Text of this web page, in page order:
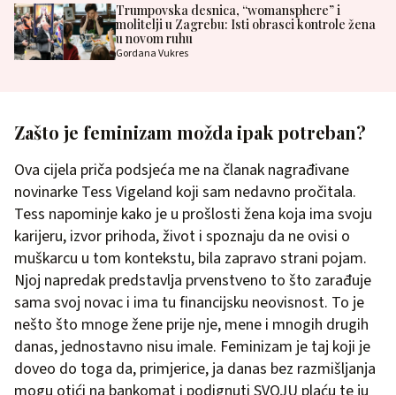
Trumpovska desnica, “womansphere” i
molitelji u Zagrebu: Isti obrasci kontrole žena
u novom ruhu
Gordana Vukres
Zašto je feminizam možda ipak potreban?
Ova cijela priča podsjeća me na članak nagrađivane
novinarke Tess Vigeland koji sam nedavno pročitala.
Tess napominje kako je u prošlosti žena koja ima svoju
karijeru, izvor prihoda, život i spoznaju da ne ovisi o
muškarcu u tom kontekstu, bila zapravo strani pojam.
Njoj napredak predstavlja prvenstveno to što zarađuje
sama svoj novac i ima tu financijsku neovisnost. To je
nešto što mnoge žene prije nje, mene i mnogih drugih
danas, jednostavno nisu imale. Feminizam je taj koji je
doveo do toga da, primjerice, ja danas bez razmišljanja